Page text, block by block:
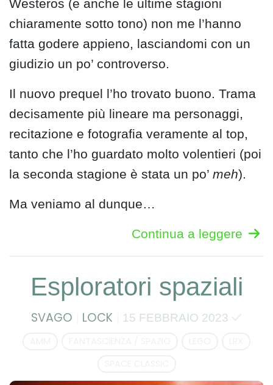
Westeros (e anche le ultime stagioni
chiaramente sotto tono) non me l’hanno
fatta godere appieno, lasciandomi con un
giudizio un po’ controverso.
Il nuovo prequel l’ho trovato buono. Trama
decisamente più lineare ma personaggi,
recitazione e fotografia veramente al top,
tanto che l’ho guardato molto volentieri (poi
la seconda stagione è stata un po’ meh).
Ma veniamo al dunque…
Continua a leggere
Esploratori spaziali
SVAGO LOCK 15 FEBBRAIO 2023